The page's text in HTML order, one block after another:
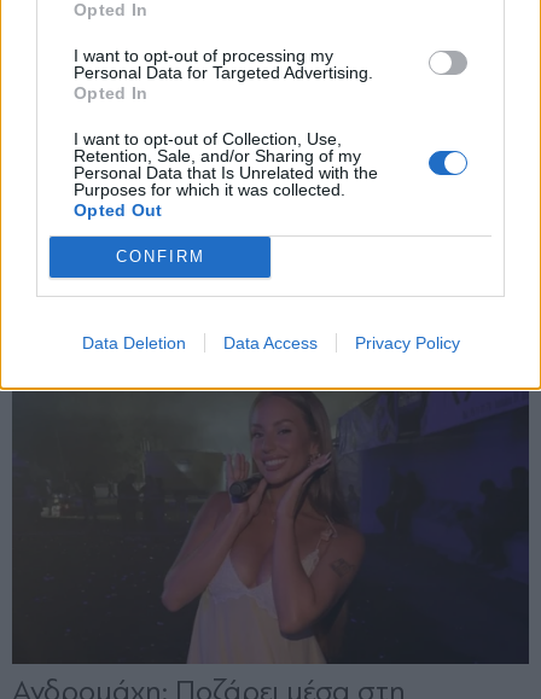
Opted In
I want to opt-out of processing my
Personal Data for Targeted Advertising.
Opted In
I want to opt-out of Collection, Use,
Retention, Sale, and/or Sharing of my
Personal Data that Is Unrelated with the
Purposes for which it was collected.
Opted Out
CONFIRM
Data Deletion Data Access Privacy Policy
X